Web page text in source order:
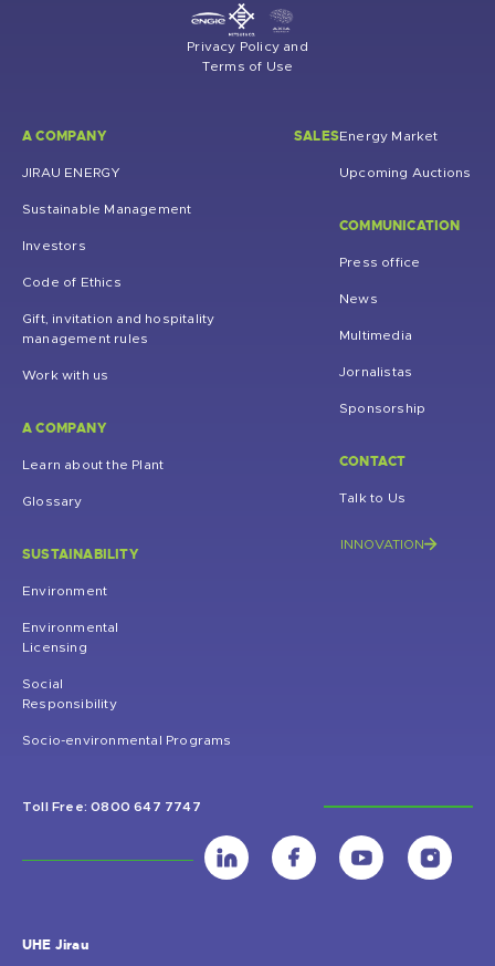
Privacy Policy and
Terms of Use
A COMPANY
JIRAU ENERGY
Sustainable Management
Investors
Code of Ethics
Gift, invitation and hospitality
management rules
Work with us
A COMPANY
Learn about the Plant
Glossary
SUSTAINABILITY
Environment
Environmental
Licensing
Social
Responsibility
Socio-environmental Programs
SALESEnergy Market
Upcoming Auctions
COMMUNICATION
Press office
News
Multimedia
Jornalistas
Sponsorship
CONTACT
Talk to Us
INNOVATION
Toll Free: 0800 647 7747
UHE Jirau